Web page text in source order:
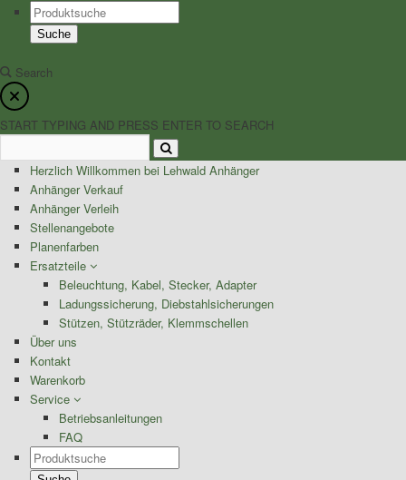
Products
search
Suche
Search
START TYPING AND PRESS ENTER TO SEARCH
Herzlich Willkommen bei Lehwald Anhänger
Anhänger Verkauf
Anhänger Verleih
Stellenangebote
Planenfarben
Ersatzteile
Beleuchtung, Kabel, Stecker, Adapter
Ladungssicherung, Diebstahlsicherungen
Stützen, Stützräder, Klemmschellen
Über uns
Kontakt
Warenkorb
Service
Betriebsanleitungen
FAQ
Products
search